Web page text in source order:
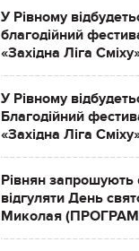
У Рівному
благодійний
«Західна Ліга
У Рівному
Благодійний
«Західна Ліга
Рівнян
відгуляти День
Миколая